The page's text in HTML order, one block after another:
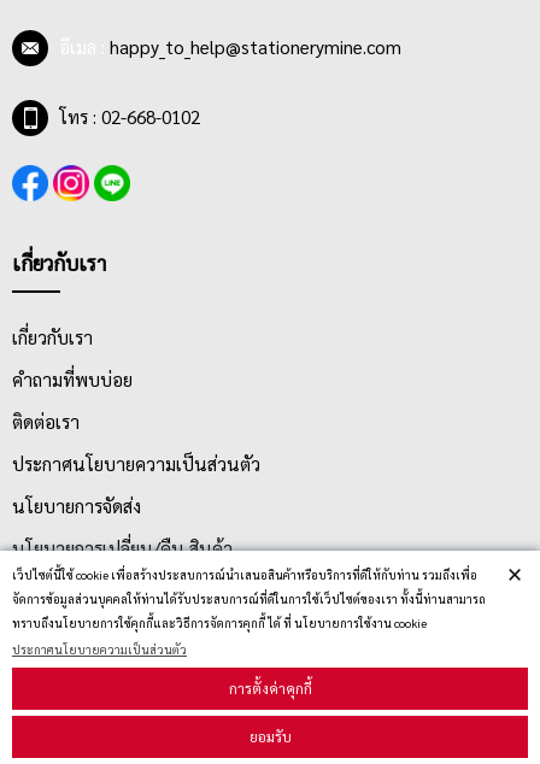
เว็ปไซต์นี้ใช้ cookie เพื่อสร้างประสบการณ์นำเสนอสินค้าหรือบริการที่ดีให้กับท่าน รวมถึงเพื่อ
จัดการข้อมูลส่วนบุคคลให้ท่านได้รับประสบการณ์ที่ดีในการใช้เว็ปไซต์ของเรา ทั้งนี้ท่านสามารถ
ทราบถึงนโยบายการใช้คุกกี้และวิธีการจัดการคุกกี้ ได้ ที่ นโยบายการใช้งาน cookie
ประกาศนโยบายความเป็นส่วนตัว
การตั้งค่าคุกกี้
ยอมรับ
×
happy_to_help@stationerymine.com
โทร : 02-668-0102
เกี่ยวกับเรา
เกี่ยวกับเรา
คำถามที่พบบ่อย
ติดต่อเรา
ประกาศนโยบายความเป็นส่วนตัว
นโยบายการจัดส่ง
นโยบายการเปลี่ยน/คืน สินค้า
บริการลูกค้า
ตรวจสอบสถานะสินค้า